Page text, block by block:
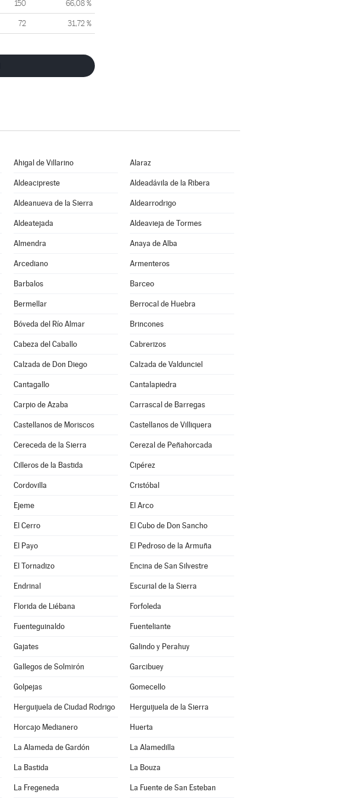
150 66,08 %
72 31,72 %
Ahigal de Villarino Alaraz
Aldeacipreste Aldeadávila de la Ribera
Aldeanueva de la Sierra Aldearrodrigo
Aldeatejada Aldeavieja de Tormes
Almendra Anaya de Alba
Arcediano Armenteros
Barbalos Barceo
Bermellar Berrocal de Huebra
Bóveda del Río Almar Brincones
Cabeza del Caballo Cabrerizos
Calzada de Don Diego Calzada de Valdunciel
Cantagallo Cantalapiedra
Carpio de Azaba Carrascal de Barregas
Castellanos de Moriscos Castellanos de Villiquera
Cereceda de la Sierra Cerezal de Peñahorcada
Cilleros de la Bastida Cipérez
Cordovilla Cristóbal
Ejeme El Arco
El Cerro El Cubo de Don Sancho
El Payo El Pedroso de la Armuña
El Tornadizo Encina de San Silvestre
Endrinal Escurial de la Sierra
Florida de Liébana Forfoleda
Fuenteguinaldo Fuenteliante
Gajates Galindo y Perahuy
Gallegos de Solmirón Garcibuey
Golpejas Gomecello
Herguijuela de Ciudad Rodrigo Herguijuela de la Sierra
Horcajo Medianero Huerta
La Alameda de Gardón La Alamedilla
La Bastida La Bouza
La Fregeneda La Fuente de San Esteban